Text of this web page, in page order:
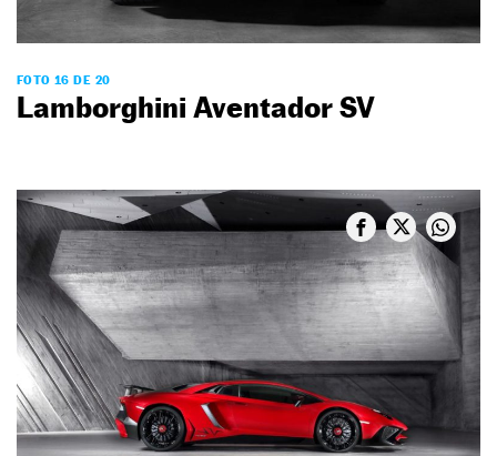
FOTO 16 DE 20
Lamborghini Aventador SV